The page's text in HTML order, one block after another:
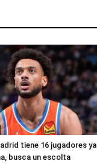
tiene 16 jugadores ya
busca un escolta